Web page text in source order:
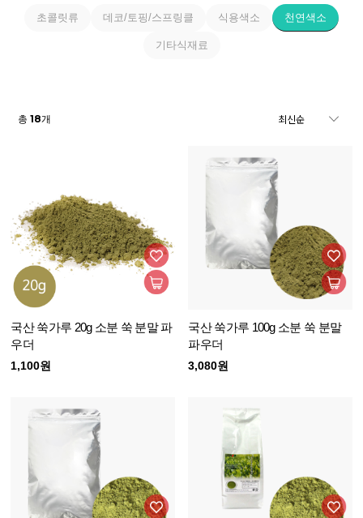
초콜릿류 데코/토핑/스프링클 식용색소 천연색소
기타식재료
총18개
국산 쑥가루 20g 소분 쑥 분말 파
우더
1,100원
국산 쑥가루 100g 소분 쑥 분말
파우더
3,080원